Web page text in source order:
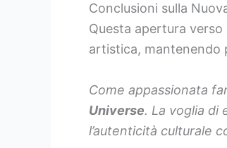
Conclusioni sulla
Questa apertura
artistica, mantenendo
Come appassionata
Universe. La voglia di
l’autenticità culturale